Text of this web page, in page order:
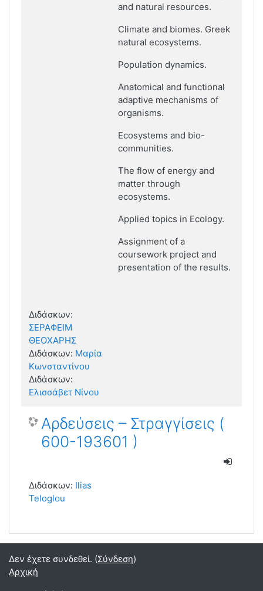
and natural resources.
Climate and biomes. Greek
natural ecosystems.
Population dynamics.
Anatomical and functional
adaptive mechanisms of
organisms.
Ecosystems and bio-
communities.
The flow of energy and
matter through
ecosystems.
Applied topics in Ecology.
Assignment of a
coursework project and
presentation of the results.
Διδάσκων:
ΣΕΡΑΦΕΙΜ
ΘΕΟΧΑΡΗΣ
Διδάσκων: Μαρία
Κωνσταντίνου
Διδάσκων:
Ελισσάβετ Νίνου
Αρδεύσεις – Στραγγίσεις (
600-193601 )
Διδάσκων: Ilias
Teloglou
Δεν έχετε συνδεθεί. (Σύνδεση)
Αρχική